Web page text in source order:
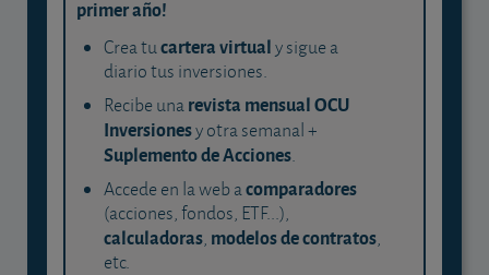
primer año!
Crea tucartera virtualy sigue a
diario tus inversiones.
Recibe unarevista mensual OCU
Inversionesy otra semanal +
Suplemento de Acciones.
Accede en la web acomparadores
(acciones, fondos, ETF...),
calculadoras, modelos de contratos,
etc.